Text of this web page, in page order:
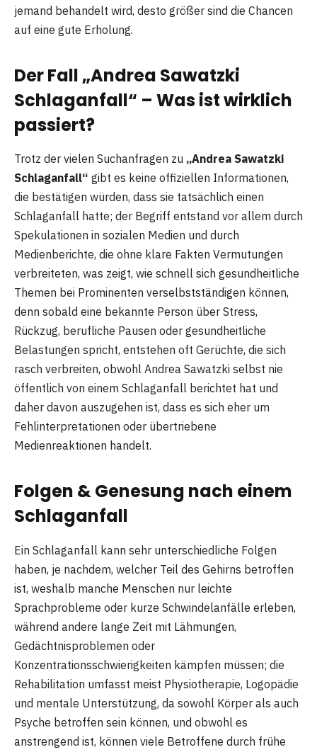
jemand behandelt wird, desto größer sind die Chancen
auf eine gute Erholung.
Der Fall „Andrea Sawatzki
Schlaganfall“ – Was ist wirklich
passiert?
Trotz der vielen Suchanfragen zu „Andrea Sawatzki
Schlaganfall“ gibt es keine offiziellen Informationen,
die bestätigen würden, dass sie tatsächlich einen
Schlaganfall hatte; der Begriff entstand vor allem durch
Spekulationen in sozialen Medien und durch
Medienberichte, die ohne klare Fakten Vermutungen
verbreiteten, was zeigt, wie schnell sich gesundheitliche
Themen bei Prominenten verselbstständigen können,
denn sobald eine bekannte Person über Stress,
Rückzug, berufliche Pausen oder gesundheitliche
Belastungen spricht, entstehen oft Gerüchte, die sich
rasch verbreiten, obwohl Andrea Sawatzki selbst nie
öffentlich von einem Schlaganfall berichtet hat und
daher davon auszugehen ist, dass es sich eher um
Fehlinterpretationen oder übertriebene
Medienreaktionen handelt.
Folgen & Genesung nach einem
Schlaganfall
Ein Schlaganfall kann sehr unterschiedliche Folgen
haben, je nachdem, welcher Teil des Gehirns betroffen
ist, weshalb manche Menschen nur leichte
Sprachprobleme oder kurze Schwindelanfälle erleben,
während andere lange Zeit mit Lähmungen,
Gedächtnisproblemen oder
Konzentrationsschwierigkeiten kämpfen müssen; die
Rehabilitation umfasst meist Physiotherapie, Logopädie
und mentale Unterstützung, da sowohl Körper als auch
Psyche betroffen sein können, und obwohl es
anstrengend ist, können viele Betroffene durch frühe